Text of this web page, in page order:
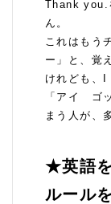
Thank you.
ん。
これはもう
ー」と、覚
けれども、
「アイ ゴ
まう人が、
★英語
ルール